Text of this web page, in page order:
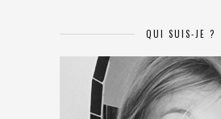
QUI SUIS-JE ?